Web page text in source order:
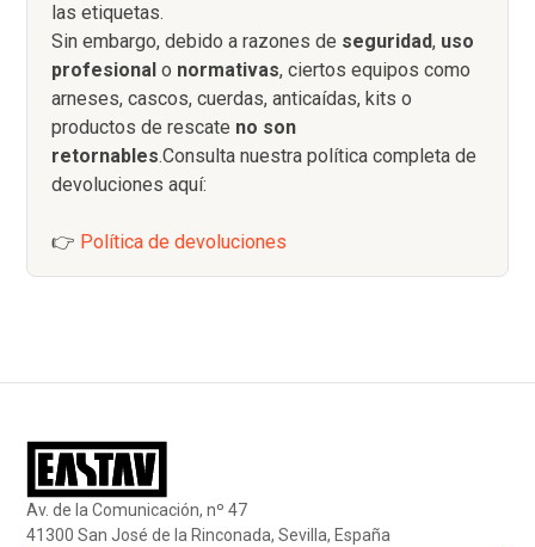
las etiquetas.
Sin embargo, debido a razones de seguridad, uso
profesional o normativas, ciertos equipos como
arneses, cascos, cuerdas, anticaídas, kits o
productos de rescate no son
retornables.Consulta nuestra política completa de
devoluciones aquí:
👉 Política de devoluciones
Av. de la Comunicación, nº 47
41300 San José de la Rinconada, Sevilla, España